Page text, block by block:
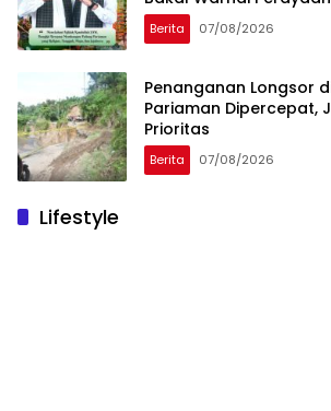
Berita 07/08/2026
Penanganan Longsor
Pariaman Dipercepat,
Prioritas
Berita 07/08/2026
Lifestyle